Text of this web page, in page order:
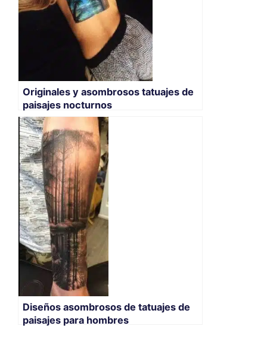
Originales y asombrosos tatuajes de
paisajes nocturnos
Diseños asombrosos de tatuajes de
paisajes para hombres